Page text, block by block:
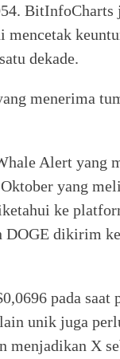
BitInfoCharts
mencetak
dekade.
menerima
Alert yang
yang
ke
dikirim
pada
unik juga
menjadikan X